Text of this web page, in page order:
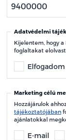
Adatvédelmi
Kijelentem, hogy
foglaltakat
Elfogadom
Marketing célú
Hozzájárulok
tájékoztatójában
ajánlatokkal
E-mail